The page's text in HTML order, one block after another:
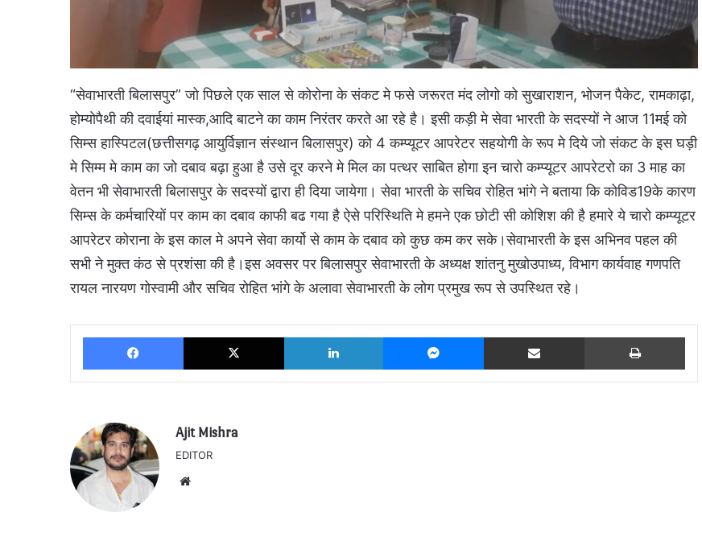
“सेवाभारती बिलासपुर” जो पिछले एक साल से कोरोना के संकट मे फसे जरूरत मंद लोगो को सुखाराशन, भोजन पैकेट, रामकाढ़ा,
होम्योपैथी की दवाईयां मास्क,आदि बाटने का काम निरंतर करते आ रहे है। इसी कड़ी मे सेवा भारती के सदस्यों ने आज 11मई को
सिम्स हास्पिटल(छत्तीसगढ़ आयुर्विज्ञान संस्थान बिलासपुर) को 4 कम्प्यूटर आपरेटर सहयोगी के रूप मे दिये जो संकट के इस घड़ी
मे सिम्म मे काम का जो दबाव बढ़ा हुआ है उसे दूर करने मे मिल का पत्थर साबित होगा इन चारो कम्प्यूटर आपरेटरो का 3 माह का
वेतन भी सेवाभारती बिलासपुर के सदस्यों द्वारा ही दिया जायेगा। सेवा भारती के सचिव रोहित भांगे ने बताया कि कोविड19के कारण
सिम्स के कर्मचारियों पर काम का दबाव काफी बढ गया है ऐसे परिस्थिति मे हमने एक छोटी सी कोशिश की है हमारे ये चारो कम्प्यूटर
आपरेटर कोराना के इस काल मे अपने सेवा कार्यो से काम के दबाव को कुछ कम कर सके।सेवाभारती के इस अभिनव पहल की
सभी ने मुक्त कंठ से प्रशंसा की है।इस अवसर पर बिलासपुर सेवाभारती के अध्यक्ष शांतनु मुखोउपाध्य, विभाग कार्यवाह गणपति
रायल नारयण गोस्वामी और सचिव रोहित भांगे के अलावा सेवाभारती के लोग प्रमुख रूप से उपस्थित रहे।
Facebook X LinkedIn Messenger Share via Email Print
Ajit Mishra
EDITOR